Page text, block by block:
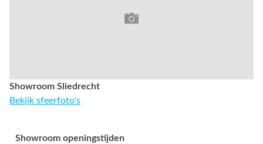
Showroom Sliedrecht
Bekijk sfeerfoto's
Showroom openingstijden